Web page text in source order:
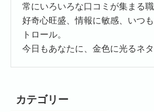
常にいろいろな口コミが集まる職
好奇心旺盛、情報に敏感、いつ
トロール。
今日もあなたに、金色に光るネ
カテゴリー